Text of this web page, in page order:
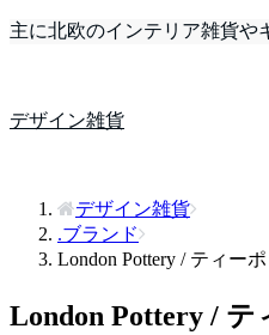
主に北欧のインテリア雑貨や
デザイン雑貨
デザイン雑貨
.ブランド
London Pottery / ティー
London Pottery / テ